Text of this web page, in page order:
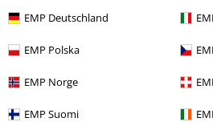
EMP Deutschland
EMP Polska
EMP Norge
EMP Suomi